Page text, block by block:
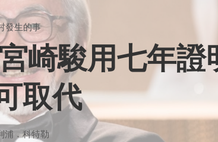
發生的事
崎駿用七年證
取代
浦．科特勒